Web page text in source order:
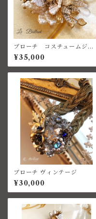
ブローチ コスチュームジュ
エリー ベネチアン
¥35,000
ブローチ ヴィンテージ
¥30,000